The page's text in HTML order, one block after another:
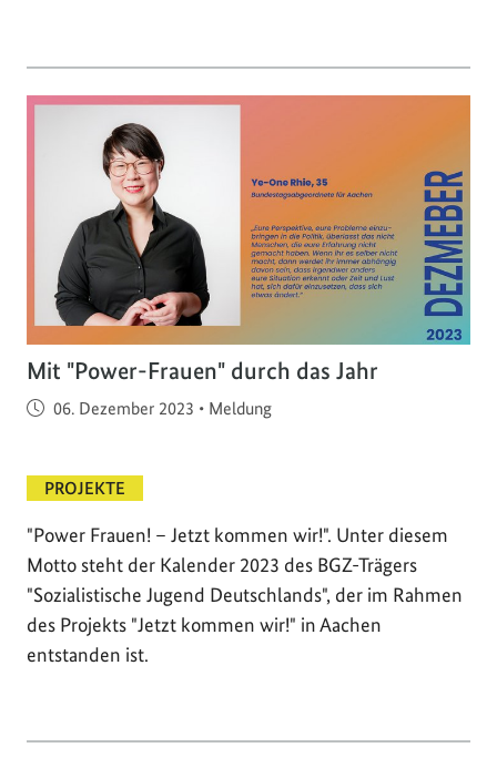
Mit "Power-Frauen" durch das Jahr
Veröffentlicht am
06. Dezember 2023 • Meldung
PROJEKTE
"Power Frauen! – Jetzt kommen wir!". Unter diesem
Motto steht der Kalender 2023 des BGZ-Trägers
"Sozialistische Jugend Deutschlands", der im Rahmen
des Projekts "Jetzt kommen wir!" in Aachen
entstanden ist.